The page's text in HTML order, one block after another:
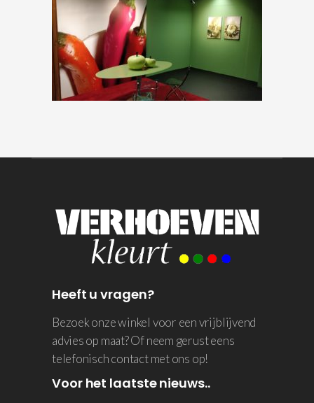
Heeft u vragen?
Bezoek onze winkel voor een vrijblijvend
advies op maat? Of neem gerust eens
telefonisch contact met ons op!
Voor het laatste nieuws..